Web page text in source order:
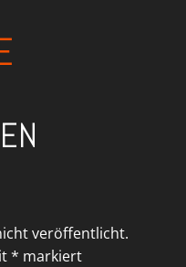
veröffentlicht.
* markiert